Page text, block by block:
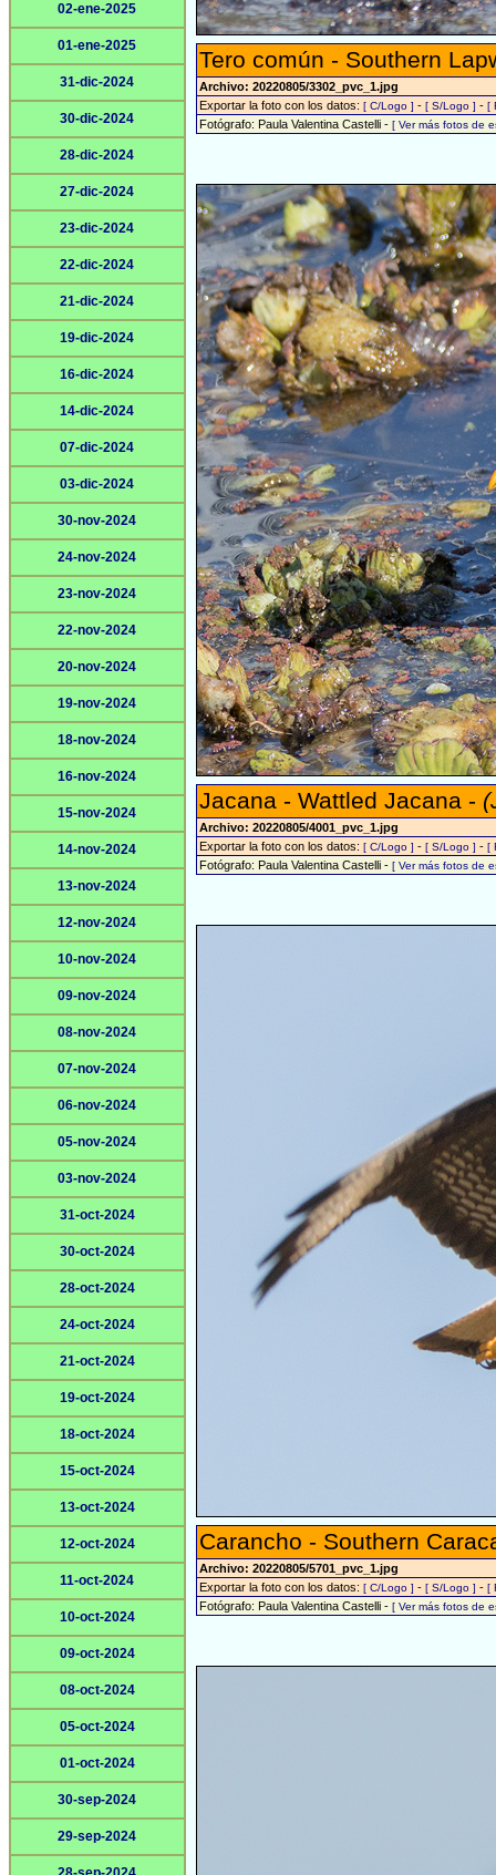
02-ene-2025
01-ene-2025
31-dic-2024
30-dic-2024
28-dic-2024
27-dic-2024
23-dic-2024
22-dic-2024
21-dic-2024
19-dic-2024
16-dic-2024
14-dic-2024
07-dic-2024
03-dic-2024
30-nov-2024
24-nov-2024
23-nov-2024
22-nov-2024
20-nov-2024
19-nov-2024
18-nov-2024
16-nov-2024
15-nov-2024
14-nov-2024
13-nov-2024
12-nov-2024
10-nov-2024
09-nov-2024
08-nov-2024
07-nov-2024
06-nov-2024
05-nov-2024
03-nov-2024
31-oct-2024
30-oct-2024
28-oct-2024
24-oct-2024
21-oct-2024
19-oct-2024
18-oct-2024
15-oct-2024
13-oct-2024
12-oct-2024
11-oct-2024
10-oct-2024
09-oct-2024
08-oct-2024
05-oct-2024
01-oct-2024
30-sep-2024
29-sep-2024
Tero común - Southern
Archivo: 20220805/3302_pvc_1.jpg
Exportar la foto con los datos: [ C/Logo ] - [ S/Logo ] - [
Fotógrafo: Paula Valentina Castelli - [ Ver más fotos de
Jacana - Wattled Jacana -
Archivo: 20220805/4001_pvc_1.jpg
Exportar la foto con los datos: [ C/Logo ] - [ S/Logo ] - [
Fotógrafo: Paula Valentina Castelli - [ Ver más fotos de
Carancho - Southern
Archivo: 20220805/5701_pvc_1.jpg
Exportar la foto con los datos: [ C/Logo ] - [ S/Logo ] - [
Fotógrafo: Paula Valentina Castelli - [ Ver más fotos de